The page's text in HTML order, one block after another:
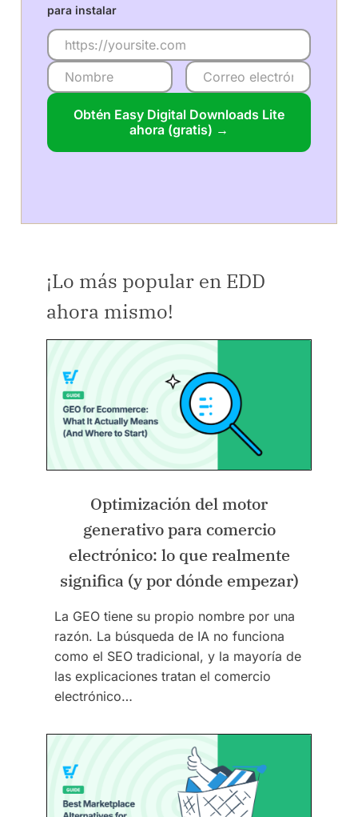
para instalar
Obtén Easy Digital Downloads Lite
ahora (gratis) →
¡Lo más popular en EDD
ahora mismo!
Optimización del motor
generativo para comercio
electrónico: lo que realmente
significa (y por dónde empezar)
La GEO tiene su propio nombre por una
razón. La búsqueda de IA no funciona
como el SEO tradicional, y la mayoría de
las explicaciones tratan el comercio
electrónico…